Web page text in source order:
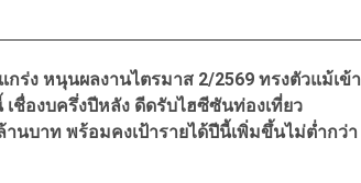
ร่ง หนุนผลงานไตรมาส 2/2569 ทรงตัวแม้เข้า
องบครึ่งปีหลัง ดีดรับไฮซีซันท่องเที่ยว
บาท พร้อมคงเป้ารายได้ปีนี้เพิ่มขึ้นไม่ต่ำกว่า